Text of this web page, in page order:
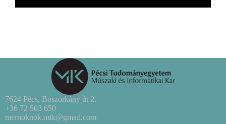
7624 Pécs, Boszorkány út 2.
+36 72 503 650
mernoknok.mik@gmail.com